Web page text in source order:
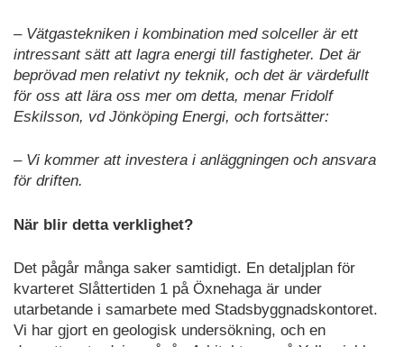
– Vätgastekniken i kombination med solceller är ett
intressant sätt att lagra energi till fastigheter. Det är
beprövad men relativt ny teknik, och det är värdefullt
för oss att lära oss mer om detta, menar Fridolf
Eskilsson, vd Jönköping Energi, och fortsätter:
– Vi kommer att investera i anläggningen och ansvara
för driften.
När blir detta verklighet?
Det pågår många saker samtidigt. En detaljplan för
kvarteret Slåttertiden 1 på Öxnehaga är under
utarbetande i samarbete med Stadsbyggnadskontoret.
Vi har gjort en geologisk undersökning, och en